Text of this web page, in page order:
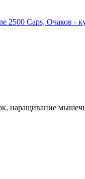
2500 Caps, Очаков -
наращивание